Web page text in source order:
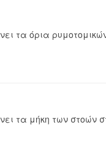
τα όρια
τα μήκη των στοών